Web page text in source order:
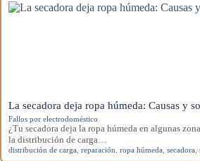
La secadora deja ropa húmeda: Causas y
Fallos por electrodoméstico
¿Tu secadora deja la ropa húmeda en algunas
la distribución de carga…
distribución de carga reparación ropa húmeda secadora